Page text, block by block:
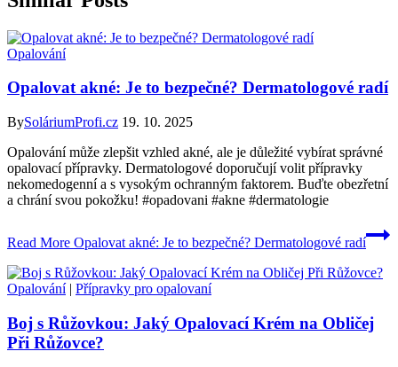
Opalování
Opalovat akné: Je to bezpečné? Dermatologové radí
BySoláriumProfi.cz 19. 10. 2025
Opalování může zlepšit vzhled akné, ale je důležité vybírat správné
opalovací přípravky. Dermatologové doporučují volit přípravky
nekomedogenní a s vysokým ochranným faktorem. Buďte obezřetní
a chrání svou pokožku! #opadovani #akne #dermatologie
Read More Opalovat akné: Je to bezpečné? Dermatologové radí
Opalování| Přípravky pro opalovaní
Boj s Růžovkou: Jaký Opalovací Krém na Obličej
Při Růžovce?